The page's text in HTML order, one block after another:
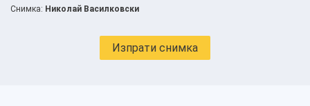
Снимка: Николай Василковски
Изпрати снимка